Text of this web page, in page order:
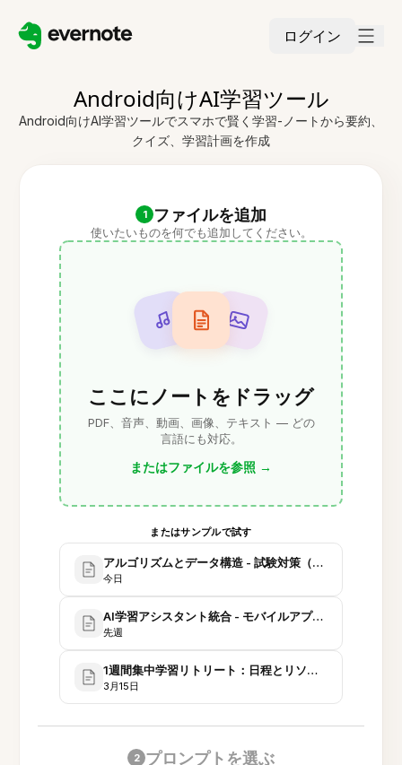
ログイン
Android向けAI学習ツール
Android向けAI学習ツールでスマホで賢く学習-ノートから要約、
クイズ、学習計画を作成
1 ファイルを追加
使いたいものを何でも追加してください。
ここにノートをドラッグ
PDF、音声、動画、画像、テキスト — どの
言語にも対応。
またはファイルを参照 →
またはサンプルで試す
アルゴリズムとデータ構造 - 試験対策（総合）
今日
AI学習アシスタント統合 - モバイルアプリ計画
先週
1週間集中学習リトリート：日程とリソース
3月15日
2 プロンプトを選ぶ